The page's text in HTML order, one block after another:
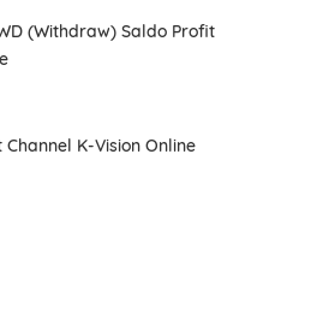
(Withdraw) Saldo Profit
K-Vision Online